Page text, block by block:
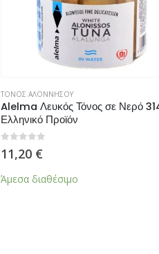
ΤΟΝΟΣ ΑΛΟΝΝΗΣΟΥ
Alelma Λευκός Τόνος σε Νερό
Ελληνικό Προϊόν
11,20 €
Άμεσα διαθέσιμο